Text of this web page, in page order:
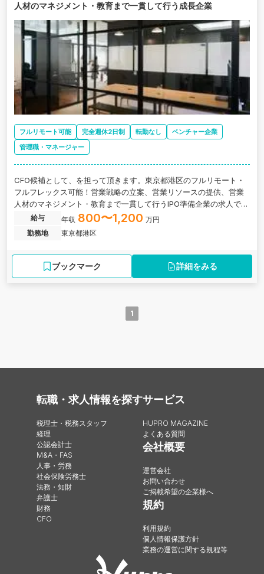
人材のマネジメント・教育まで一貫して行う成長企業
フルリモート可能 完全週休2日制 転勤なし
ベンチャー企業
管理職・マネージャー
CFO候補として、を担って頂きます。東京都港区のフルリモート・
フルフレックス可能！営業戦略の立案、営業リソースの提供、営業
人材のマネジメント・教育まで一貫して行うIPO準備企業の求人で
給与 年収 800〜1,200 万円
勤務地
東京都港区
ブックマーク 詳細をみる
1
転職・求人情報を探す
税理士・税務スタッフ
経理
公認会計士
M&A・FAS
人事・労務
社会保険労務士
法務・知財
弁護士
財務
CFO
サービス
HUPRO MAGAZINE
よくある質問
会社概要
運営会社
お問い合わせ
ご掲載希望の企業様へ
規約
利用規約
個人情報保護方針
業務の運営に関する規程等